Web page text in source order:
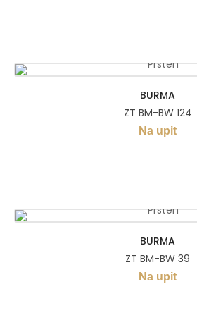
BURMA
ZT BM-BW 124
Na upit
BURMA
ZT BM-BW 39
Na upit